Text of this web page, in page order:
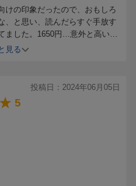
けの印象だったので、おもしろ
、と思い、読んだらすぐ手放す
ました。1650円…意外と高い
ばまあまあ元取れるかな、な
そのままの表現で大笑いさせら
家族への考え方で号泣させら
ることが多く、気付かされた事
べ、時折読み返そうと思いま
見る
投稿日：2024年06月05日
5